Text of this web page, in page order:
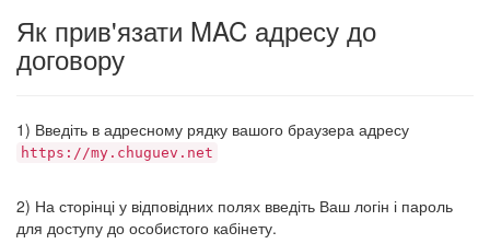
Як прив'язати MAC адресу до
договору
1) Введіть в адресному рядку вашого браузера адресу
https://my.chuguev.net
2) На сторінці у відповідних полях введіть Ваш логін і пароль
для доступу до особистого кабінету.